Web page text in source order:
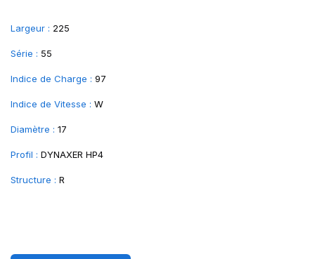
Largeur : 225
Série : 55
Indice de Charge : 97
Indice de Vitesse : W
Diamètre : 17
Profil : DYNAXER HP4
Structure : R